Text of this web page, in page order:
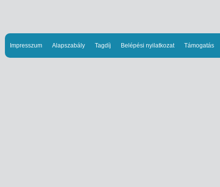
Impresszum Alapszabály Tagdíj Belépési nyilatkozat Támogatás